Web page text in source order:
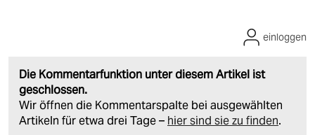
Die Kommentarfunktion unter diesem Artikel ist
geschlossen.
Wir öffnen die Kommentarspalte bei ausgewählten
Artikeln für etwa drei Tage – hier sind sie zu finden.
einloggen